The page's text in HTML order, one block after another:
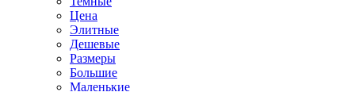
Цена
Элитные
Дешевые
Размеры
Большие
Маленькие